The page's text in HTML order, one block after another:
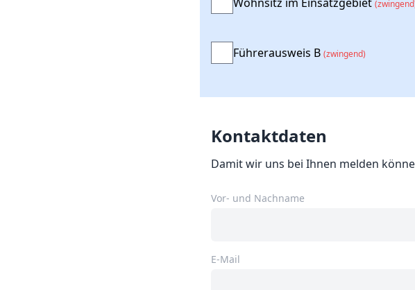
Führerausweis B (zwingend)
Kontaktdaten
Damit wir uns bei Ihnen melden
Vor- und Nachname
E-Mail